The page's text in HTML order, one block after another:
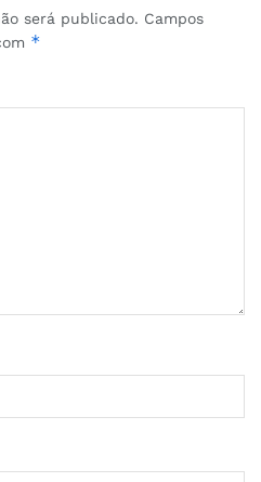
será publicado. Campos
*